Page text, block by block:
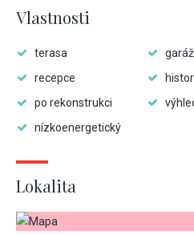
Vlastnosti
terasa
garáž
recepce
po rekonstrukci
nízkoenergetický
Lokalita